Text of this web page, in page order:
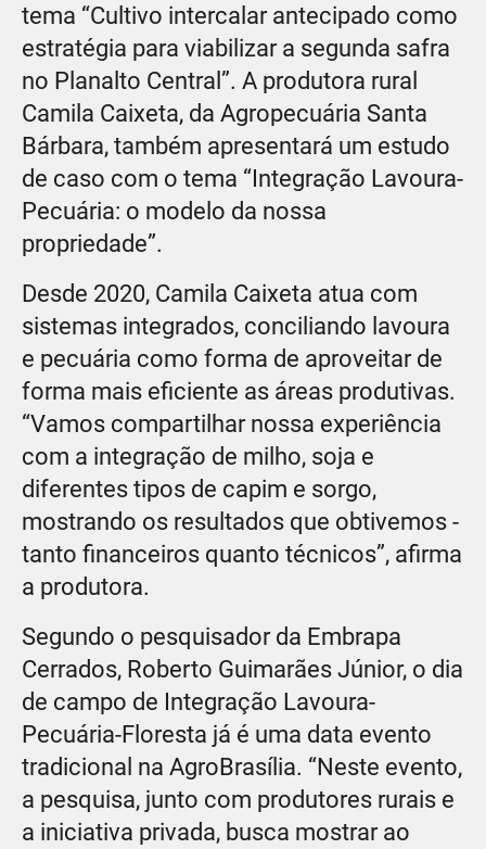
tema “Cultivo intercalar antecipado como
estratégia para viabilizar a segunda safra
no Planalto Central”. A produtora rural
Camila Caixeta, da Agropecuária Santa
Bárbara, também apresentará um estudo
de caso com o tema “Integração Lavoura-
Pecuária: o modelo da nossa
propriedade”.
Desde 2020, Camila Caixeta atua com
sistemas integrados, conciliando lavoura
e pecuária como forma de aproveitar de
forma mais eficiente as áreas produtivas.
“Vamos compartilhar nossa experiência
com a integração de milho, soja e
diferentes tipos de capim e sorgo,
mostrando os resultados que obtivemos -
tanto financeiros quanto técnicos”, afirma
a produtora.
Segundo o pesquisador da Embrapa
Cerrados, Roberto Guimarães Júnior, o dia
de campo de Integração Lavoura-
Pecuária-Floresta já é uma data evento
tradicional na AgroBrasília. “Neste evento,
a pesquisa, junto com produtores rurais e
a iniciativa privada, busca mostrar ao